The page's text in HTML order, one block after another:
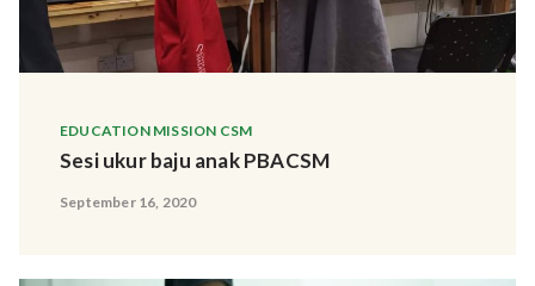
EDUCATION MISSION CSM
Sesi ukur baju anak PBACSM
September 16, 2020